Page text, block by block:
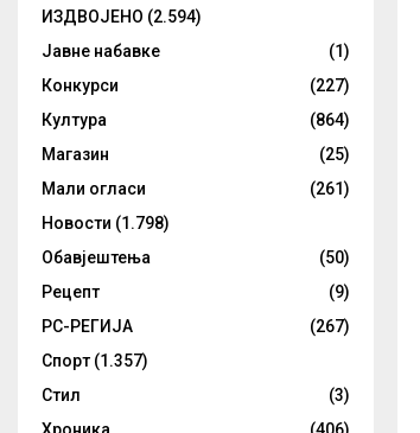
ИЗДВОЈЕНО (2.594)
Јавне набавке
(1)
Конкурси
(227)
Култура
(864)
Магазин
(25)
Мали огласи
(261)
Новости (1.798)
Обавјештења
(50)
Рецепт
(9)
РС-РЕГИЈА
(267)
Спорт (1.357)
Стил
(3)